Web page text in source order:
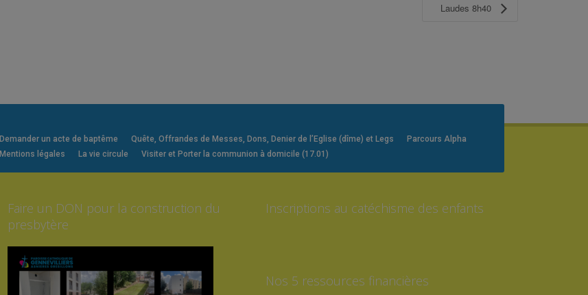
Laudes 8h40
Demander un acte de baptême Quête, Offrandes de Messes, Dons, Denier de l’Eglise (dîme) et Legs
Parcours Alpha
Mentions légales La vie circule Visiter et Porter la communion à domicile (17.01)
Faire un DON pour la construction du
presbytère
Inscriptions au catéchisme des enfants
Nos 5 ressources financières